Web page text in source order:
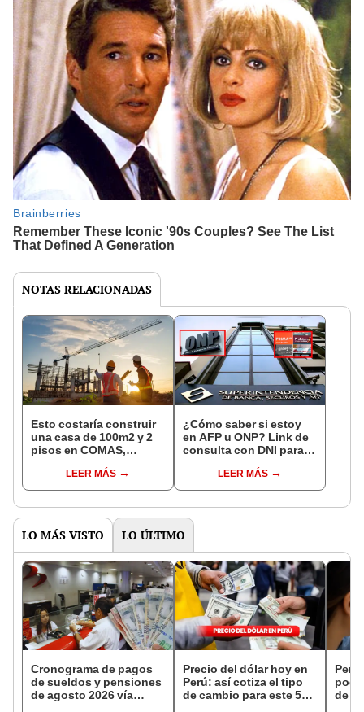
NOTAS RELACIONADAS
Esto costaría construir
una casa de 100m2 y 2
pisos en COMAS,
distritos de LIMA
NORTE
LEER MÁS
¿Cómo saber si estoy
en AFP u ONP? Link de
consulta con DNI para
pensiones estás
LEER MÁS
LO MÁS VISTO LO ÚLTIMO
Cronograma de pagos
de sueldos y pensiones
de agosto 2026 vía
Precio del dólar hoy en
Perú: así cotiza el tipo
de cambio para este 5
de